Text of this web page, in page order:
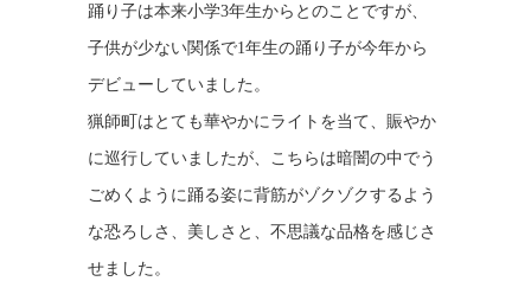
踊り子は本来小学3年生からとのことですが、
子供が少ない関係で1年生の踊り子が今年から
デビューしていました。
猟師町はとても華やかにライトを当て、賑やか
に巡行していましたが、こちらは暗闇の中でう
ごめくように踊る姿に背筋がゾクゾクするよう
な恐ろしさ、美しさと、不思議な品格を感じさ
せました。